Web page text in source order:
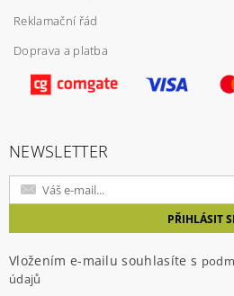
Reklamační řád
Doprava a platba
NEWSLETTER
Vložením e-mailu souhlasíte s
údajů